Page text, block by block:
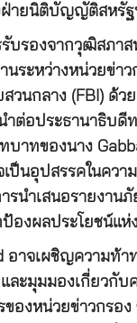
ฝ่ายนิติบัญญัติสหรัฐ
บรองจากวุฒิสภาส
นระหว่างหน่วยข่า
วนกลาง (FBI) ด้
ำต่อประธานาธิบ
าทของนาง
เป็นอุปสรรคในคว
รนำเสนอรายงาน
ป้องผลประโยชน์แ
อาจเผชิญความท้า
ละมุมมองเกี่ยวกั
องหน่วยข่าวกรอ